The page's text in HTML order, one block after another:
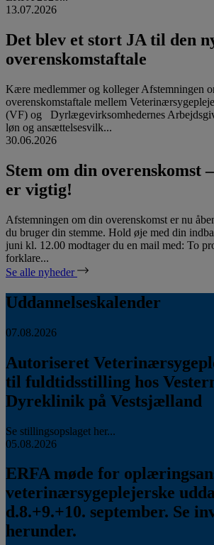
13.07.2026
Det blev et stort JA til den
overenskomstaftale
Kære medlemmer og kolleger Afstemningen
overenskomstaftale mellem
(VF) og Dyrlægevirksomhedernes
løn og ansættelsesvilk...
30.06.2026
Stem om din overenskomst
er vigtig!
Afstemningen om din overenskomst er nu
du bruger din stemme. Hold øje med din
juni kl. 12.00 modtager du en mail med: To
forklare...
Se alle nyheder
Uddannelseskalender
07.08.2026
Autoriseret
til fuldtidsstilling hos
Dyreklinik på Vestsjælland
Se stillingsopslaget her...
05.08.2026
ERFA møde for
veterinærsygeplejerske
d.8.+9.+10. september. Se
herunder.